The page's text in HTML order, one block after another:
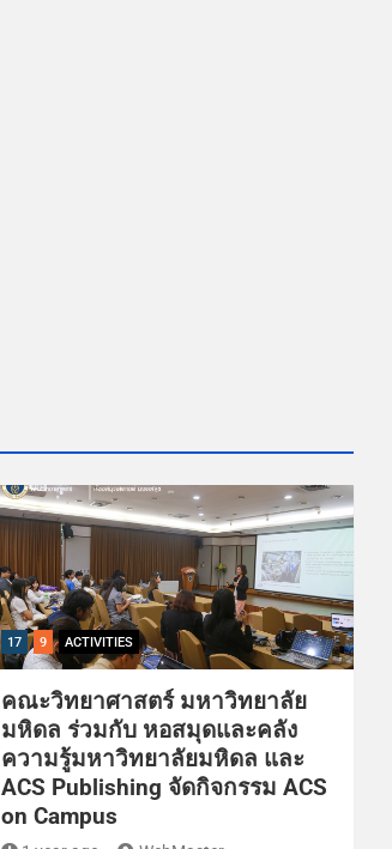
17 9 ACTIVITIES
คณะวิทยาศาสตร์ มหาวิทยาลัย
มหิดล ร่วมกับ หอสมุดและคลัง
ความรู้มหาวิทยาลัยมหิดล และ
ACS Publishing จัดกิจกรรม ACS
on Campus